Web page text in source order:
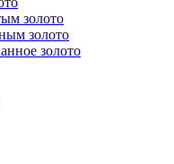
золото
золото
золото